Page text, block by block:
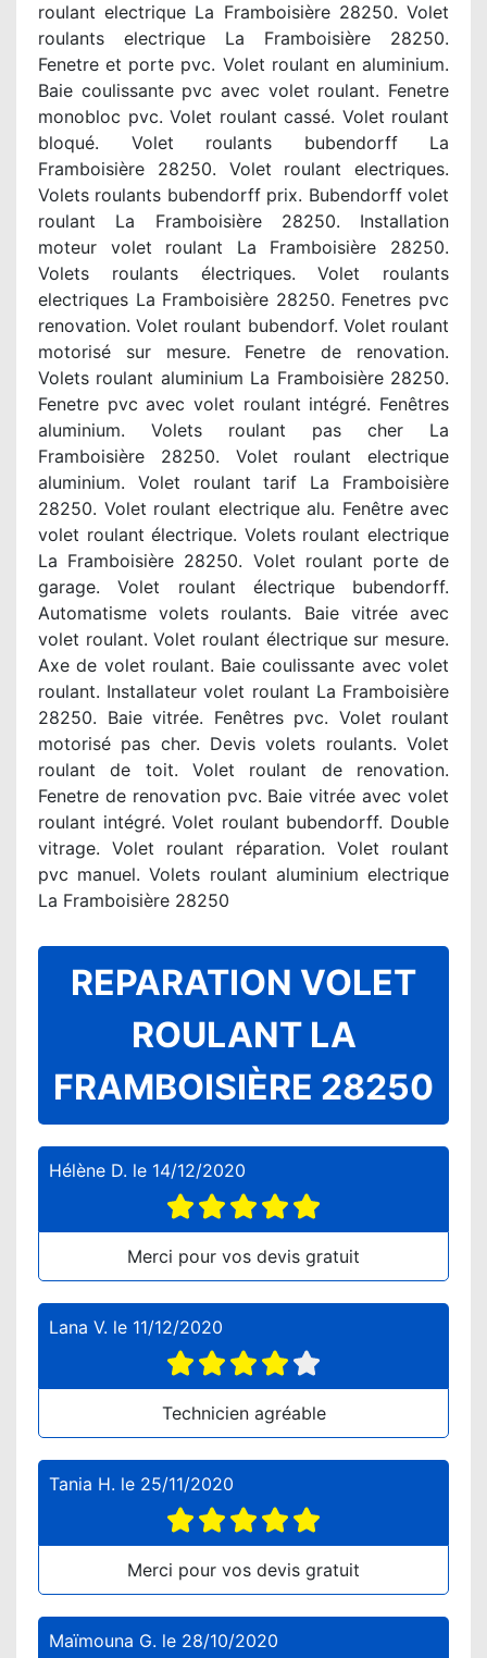
roulant electrique La Framboisière 28250. Volet
roulants electrique La Framboisière 28250.
Fenetre et porte pvc. Volet roulant en aluminium.
Baie coulissante pvc avec volet roulant. Fenetre
monobloc pvc. Volet roulant cassé. Volet roulant
bloqué. Volet roulants bubendorff La
Framboisière 28250. Volet roulant electriques.
Volets roulants bubendorff prix. Bubendorff volet
roulant La Framboisière 28250. Installation
moteur volet roulant La Framboisière 28250.
Volets roulants électriques. Volet roulants
electriques La Framboisière 28250. Fenetres pvc
renovation. Volet roulant bubendorf. Volet roulant
motorisé sur mesure. Fenetre de renovation.
Volets roulant aluminium La Framboisière 28250.
Fenetre pvc avec volet roulant intégré. Fenêtres
aluminium. Volets roulant pas cher La
Framboisière 28250. Volet roulant electrique
aluminium. Volet roulant tarif La Framboisière
28250. Volet roulant electrique alu. Fenêtre avec
volet roulant électrique. Volets roulant electrique
La Framboisière 28250. Volet roulant porte de
garage. Volet roulant électrique bubendorff.
Automatisme volets roulants. Baie vitrée avec
volet roulant. Volet roulant électrique sur mesure.
Axe de volet roulant. Baie coulissante avec volet
roulant. Installateur volet roulant La Framboisière
28250. Baie vitrée. Fenêtres pvc. Volet roulant
motorisé pas cher. Devis volets roulants. Volet
roulant de toit. Volet roulant de renovation.
Fenetre de renovation pvc. Baie vitrée avec volet
roulant intégré. Volet roulant bubendorff. Double
vitrage. Volet roulant réparation. Volet roulant
pvc manuel. Volets roulant aluminium electrique
La Framboisière 28250
REPARATION VOLET
ROULANT LA
FRAMBOISIÈRE 28250
Hélène D. le 14/12/2020
Merci pour vos devis gratuit
Lana V. le 11/12/2020
Technicien agréable
Tania H. le 25/11/2020
Merci pour vos devis gratuit
Maïmouna G. le 28/10/2020